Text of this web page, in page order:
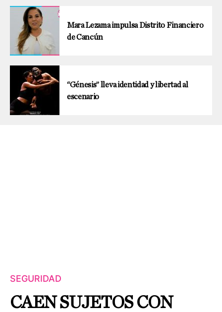
Mara Lezama impulsa Distrito Financiero
de Cancún
“Génesis” lleva identidad y libertad al
escenario
SEGURIDAD
CAEN SUJETOS CON